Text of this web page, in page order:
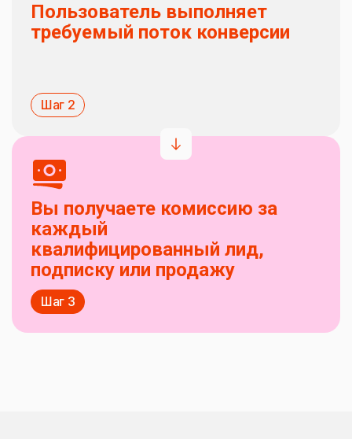
Пользователь выполняет
требуемый поток конверсии
Шаг 2
Вы получаете комиссию за
каждый
квалифицированный лид,
подписку или продажу
Шаг 3